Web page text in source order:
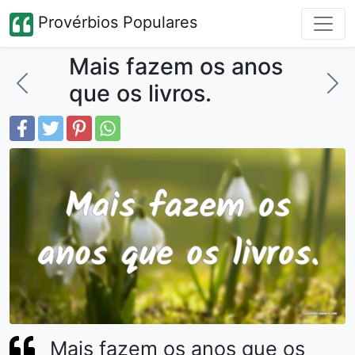
Provérbios Populares
Mais fazem os anos
que os livros.
Mais fazem os anos que os